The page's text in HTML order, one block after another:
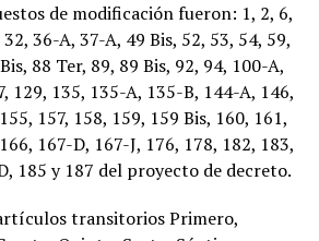
de modificación fueron: 1, 2, 6,
36-A, 37-A, 49 Bis, 52, 53, 54, 59,
88 Ter, 89, 89 Bis, 92, 94, 100-A,
129, 135, 135-A, 135-B, 144-A, 146,
157, 158, 159, 159 Bis, 160, 161,
167-D, 167-J, 176, 178, 182, 183,
185 y 187 del proyecto de decreto.
transitorios Primero,